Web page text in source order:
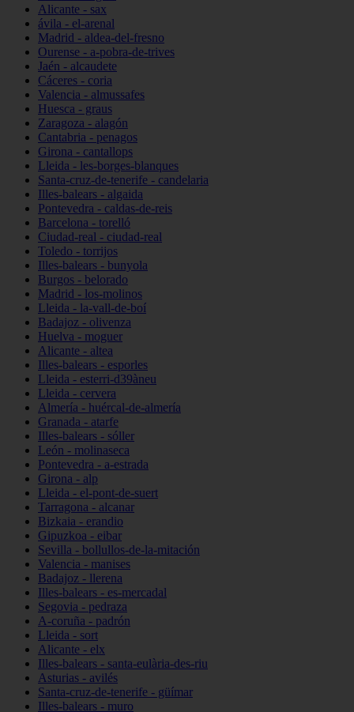
Alicante - sax
ávila - el-arenal
Madrid - aldea-del-fresno
Ourense - a-pobra-de-trives
Jaén - alcaudete
Cáceres - coria
Valencia - almussafes
Huesca - graus
Zaragoza - alagón
Cantabria - penagos
Girona - cantallops
Lleida - les-borges-blanques
Santa-cruz-de-tenerife - candelaria
Illes-balears - algaida
Pontevedra - caldas-de-reis
Barcelona - torelló
Ciudad-real - ciudad-real
Toledo - torrijos
Illes-balears - bunyola
Burgos - belorado
Madrid - los-molinos
Lleida - la-vall-de-boí
Badajoz - olivenza
Huelva - moguer
Alicante - altea
Illes-balears - esporles
Lleida - esterri-d39àneu
Lleida - cervera
Almería - huércal-de-almería
Granada - atarfe
Illes-balears - sóller
León - molinaseca
Pontevedra - a-estrada
Girona - alp
Lleida - el-pont-de-suert
Tarragona - alcanar
Bizkaia - erandio
Gipuzkoa - eibar
Sevilla - bollullos-de-la-mitación
Valencia - manises
Badajoz - llerena
Illes-balears - es-mercadal
Segovia - pedraza
A-coruña - padrón
Lleida - sort
Alicante - elx
Illes-balears - santa-eulària-des-riu
Asturias - avilés
Santa-cruz-de-tenerife - güímar
Illes-balears - muro